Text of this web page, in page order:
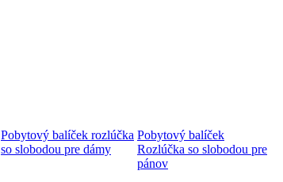
Pobytový balíček rozlúčka
so slobodou pre dámy
Pobytový balíček
Rozlúčka so slobodou pre
pánov